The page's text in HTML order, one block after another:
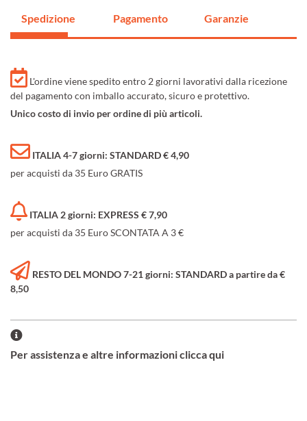
Spedizione Pagamento Garanzie
L'ordine viene spedito entro 2 giorni lavorativi dalla ricezione
del pagamento con imballo accurato, sicuro e protettivo.
Unico costo di invio per ordine di più articoli.
ITALIA 4-7 giorni: STANDARD € 4,90
per acquisti da 35 Euro GRATIS
ITALIA 2 giorni: EXPRESS € 7,90
per acquisti da 35 Euro SCONTATA A 3 €
RESTO DEL MONDO 7-21 giorni: STANDARD a partire da €
8,50
Per assistenza e altre informazioni clicca qui